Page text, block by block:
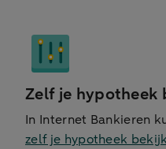
Zelf je hypotheek
In Internet Bankieren
zelf je hypotheek